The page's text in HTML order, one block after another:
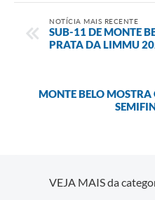
NOTÍCIA MAIS RECENTE
SUB-11 DE MONTE
PRATA DA LIMMU
MONTE BELO MOSTRA
VEJA MAIS da